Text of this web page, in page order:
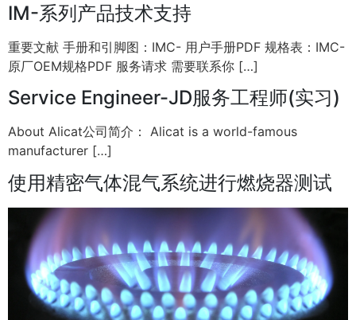
IM-系列产品技术支持
重要文献 手册和引脚图：IMC- 用户手册PDF 规格表：IMC-
原厂OEM规格PDF 服务请求 需要联系你 […]
Service Engineer-JD服务工程师(实习)
About Alicat公司简介： Alicat is a world-famous
manufacturer […]
使用精密气体混气系统进行燃烧器测试